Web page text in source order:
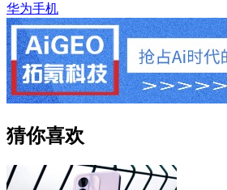
华为手机
猜你喜欢